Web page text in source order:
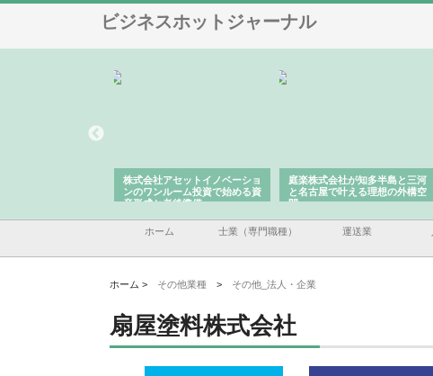
ビジネスホットジャーナル
株式会社アセットイノベーショ
ンのワンルーム投資で始める資
産形成と老後準備
庭楽株式会社が知多半島と三河
と名古屋で叶える理想の外構空
間
ホーム 士業（専門職種） 運送業
ホーム > その他業種 > その他_法人・企業
扇屋塗料株式会社